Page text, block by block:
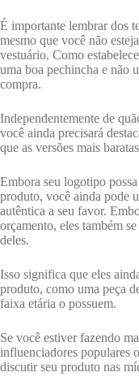
É importante lembrar dos
mesmo que você não
vestuário. Como
uma boa pechincha e não
compra.
Independentemente de
você ainda precisará
que as versões mais
Embora seu logotipo
produto, você ainda pode
autêntica a seu favor.
orçamento, eles também
deles.
Isso significa que eles
produto, como uma peça
faixa etária o possuem.
Se você estiver fazendo
influenciadores populares
discutir seu produto nas